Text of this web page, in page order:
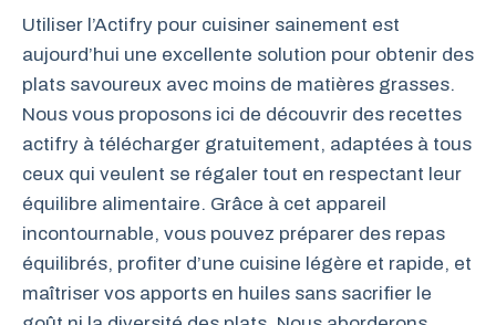
Utiliser l’Actifry pour cuisiner sainement est
aujourd’hui une excellente solution pour obtenir des
plats savoureux avec moins de matières grasses.
Nous vous proposons ici de découvrir des recettes
actifry à télécharger gratuitement, adaptées à tous
ceux qui veulent se régaler tout en respectant leur
équilibre alimentaire. Grâce à cet appareil
incontournable, vous pouvez préparer des repas
équilibrés, profiter d’une cuisine légère et rapide, et
maîtriser vos apports en huiles sans sacrifier le